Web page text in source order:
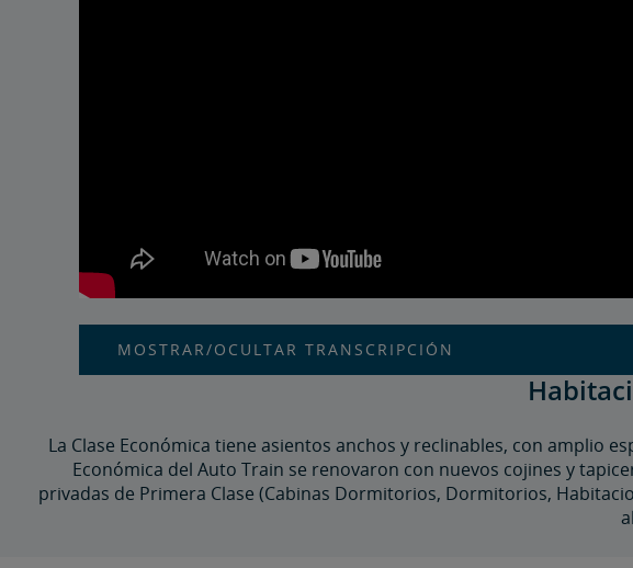
MOSTRAR/OCULTAR TRANSCRIPCIÓN
El Auto Train lo transporta a usted y a su vehículo entre las
evitando el congestionado corredor de la I-95.
La Clase Económica tiene asientos anchos y reclinables, con amplio
Económica del Auto Train se renovaron con nuevos cojines y
privadas de Primera Clase (Cabinas Dormitorios, Dormitorios,